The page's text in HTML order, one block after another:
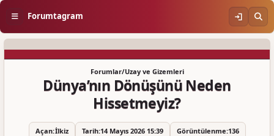
Forumtagram
Forumlar/Uzay ve Gizemleri
Dünya’nın Dönüşünü Neden
Hissetmeyiz?
Açan:İlkiz Tarih:14 Mayıs 2026 15:39 Görüntülenme:136